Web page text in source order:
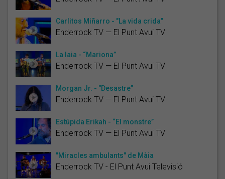
Carlitos Miñarro - "La vida crida”
Enderrock TV — El Punt Avui TV
La Iaia - “Mariona”
Enderrock TV — El Punt Avui TV
Morgan Jr. - "Desastre”
Enderrock TV — El Punt Avui TV
Estúpida Erikah - “El monstre”
Enderrock TV — El Punt Avui TV
"Miracles ambulants" de Màia
Enderrock TV - El Punt Avui Televisió